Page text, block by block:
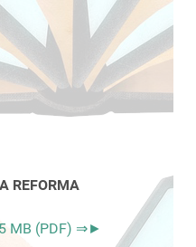
REFORMA
MB (PDF) ⇒►